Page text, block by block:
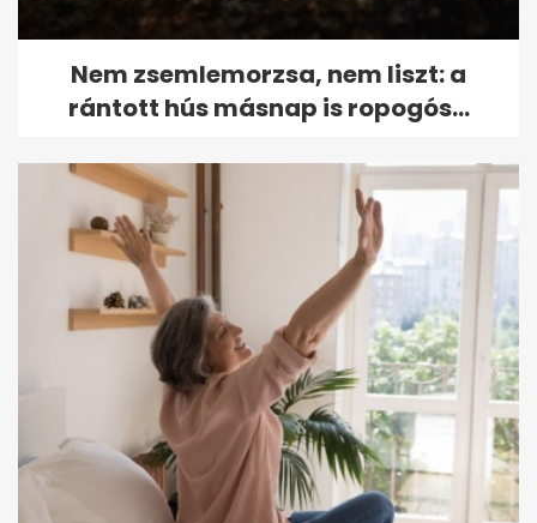
Nem zsemlemorzsa, nem liszt: a
rántott hús másnap is ropogós...